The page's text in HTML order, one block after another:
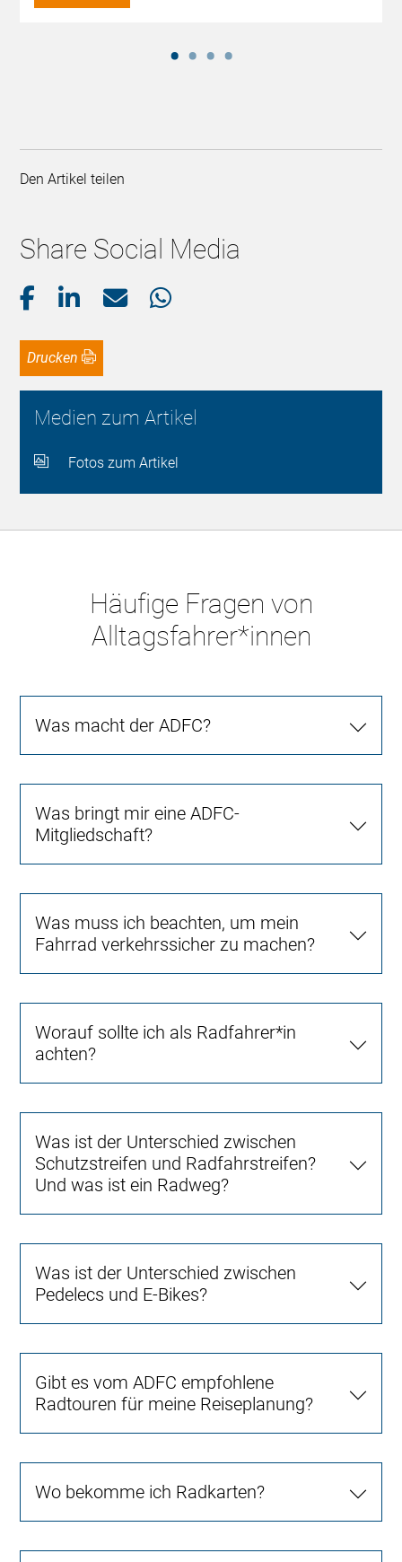
Den Artikel teilen
Share Social Media
Drucken
Medien zum Artikel
Fotos zum Artikel
Häufige Fragen von
Alltagsfahrer*innen
Was macht der ADFC?
Was bringt mir eine ADFC-
Mitgliedschaft?
Was muss ich beachten, um mein
Fahrrad verkehrssicher zu machen?
Worauf sollte ich als Radfahrer*in
achten?
Was ist der Unterschied zwischen
Schutzstreifen und Radfahrstreifen?
Und was ist ein Radweg?
Was ist der Unterschied zwischen
Pedelecs und E-Bikes?
Gibt es vom ADFC empfohlene
Radtouren für meine Reiseplanung?
Wo bekomme ich Radkarten?